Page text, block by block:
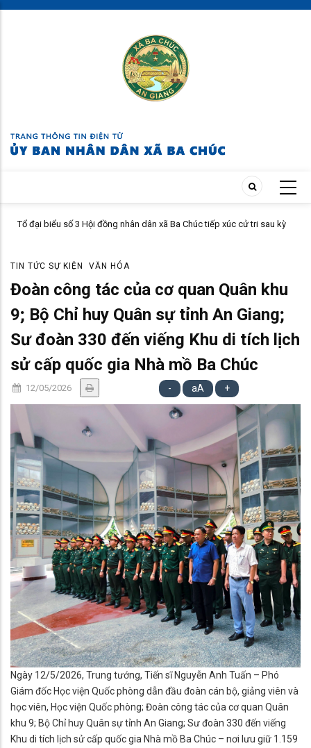
Skip
Tổ đại biểu số 3 Hội đồng nhân dân xã Ba Chúc tiếp xúc cử tri sau kỳ
TIN TỨC SỰ KIỆN VĂN HÓA
Đoàn công tác của cơ quan Quân khu
9; Bộ Chỉ huy Quân sự tỉnh An Giang;
Sư đoàn 330 đến viếng Khu di tích lịch
sử cấp quốc gia Nhà mồ Ba Chúc
12/05/2026 - aA +
Ngày 12/5/2026, Trung tướng, Tiến sĩ Nguyễn Anh Tuấn – Phó
Giám đốc Học viện Quốc phòng dẫn đầu đoàn cán bộ, giảng viên và
học viên, Học viện Quốc phòng; Đoàn công tác của cơ quan Quân
khu 9; Bộ Chỉ huy Quân sự tỉnh An Giang; Sư đoàn 330 đến viếng
Khu di tích lịch sử cấp quốc gia Nhà mồ Ba Chúc – nơi lưu giữ 1.159